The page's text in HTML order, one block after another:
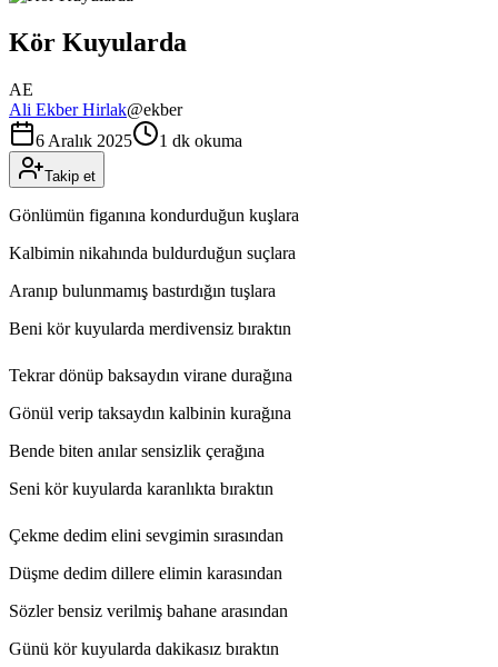
Kör Kuyularda
AE
Ali Ekber Hirlak@ekber
6 Aralık 2025
1 dk okuma
Takip et
Gönlümün figanına kondurduğun kuşlara
Kalbimin nikahında buldurduğun suçlara
Aranıp bulunmamış bastırdığın tuşlara
Beni kör kuyularda merdivensiz bıraktın
Tekrar dönüp baksaydın virane durağına
Gönül verip taksaydın kalbinin kurağına
Bende biten anılar sensizlik çerağına
Seni kör kuyularda karanlıkta bıraktın
Çekme dedim elini sevgimin sırasından
Düşme dedim dillere elimin karasından
Sözler bensiz verilmiş bahane arasından
Günü kör kuyularda dakikasız bıraktın